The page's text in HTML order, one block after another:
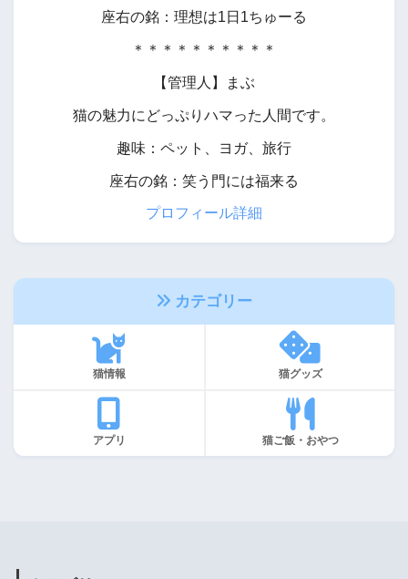
座右の銘：理想は1日1ちゅーる
＊＊＊＊＊＊＊＊＊＊
【管理人】まぶ
猫の魅力にどっぷりハマった人間です。
趣味：ペット、ヨガ、旅行
座右の銘：笑う門には福来る
プロフィール詳細
カテゴリー
猫情報 猫グッズ
アプリ 猫ご飯・おやつ